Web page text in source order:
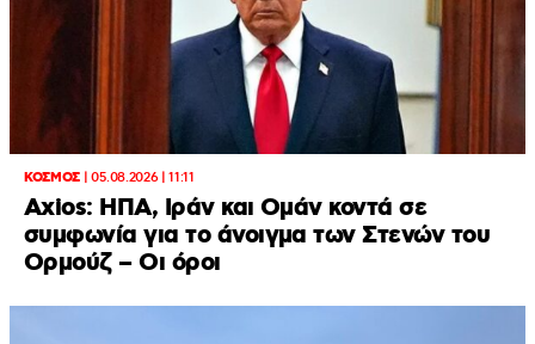
ΚΟΣΜΟΣ| 05.08.2026 | 11:11
Axios: ΗΠΑ, Ιράν και Ομάν κοντά σε
συμφωνία για το άνοιγμα των Στενών του
Ορμούζ – Οι όροι